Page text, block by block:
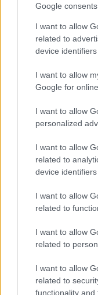
Google consents
I want to allow
related to
device identifiers
I want to allow
Google for
I want to allow
personalized
I want to allow
related to
device identifiers
I want to allow
related to
I want to allow
related to
I want to allow
related to
functionality
i
Su
da
F
a
ce
b
o
T
w
it
te
r